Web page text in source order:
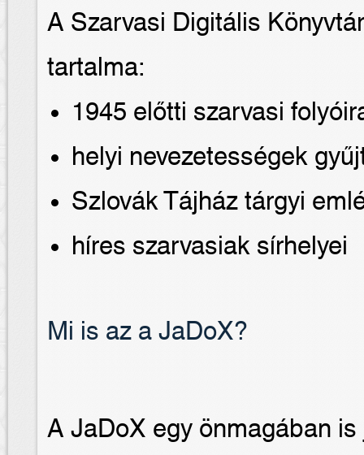
A Szarvasi Digitális
tartalma:
1945 előtti szarvasi
helyi nevezetességek
Szlovák Tájház tárgyi
híres szarvasiak sírhelyei
Mi is az a JaDoX?
A JaDoX egy önmagában